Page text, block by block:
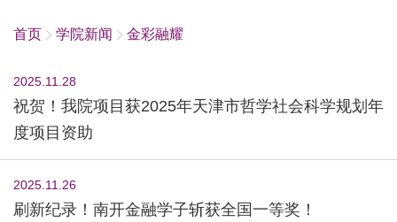
首页 学院新闻 金彩融耀
2025.11.28
祝贺！我院项目获2025年天津市哲学社会科学规划年
度项目资助
2025.11.26
刷新纪录！南开金融学子斩获全国一等奖！